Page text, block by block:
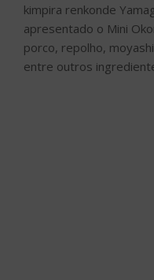
kimpira renkonde
apresentado o Mini
porco, repolho,
entre outros